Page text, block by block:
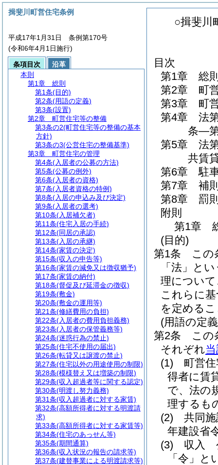
○揖斐川
目次
第1章
総
第2章
町
第3章
町
第4章
法
条―
第5章
法
共賃
第6章
駐
第7章
補
第8章
罰
附則
第1章
(目的)
第1条
この
「法」と
理につい
これらに
を定める
(用語の定
第2条
この
それぞれ
(1)
町営
得者に賃
で、法の
理するも
(2)
共同
年建設省
(3)
収入
「令」と
揖斐川町営住宅条例
平成17年1月31日 条例第170号
(令和6年4月1日施行)
条項目次
沿革
本則
第1章
総則
第1条(目的)
第2条(用語の定義)
第3条(設置)
第2章
町営住宅等の整備
第3条の2(町営住宅等の整備の基本
方針)
第3条の3(公営住宅の整備基準)
第3章
町営住宅の管理
第4条(入居者の公募の方法)
第5条(公募の例外)
第6条(入居者の資格)
第7条(入居者資格の特例)
第8条(入居の申込み及び決定)
第9条(入居者の選考)
第10条(入居補欠者)
第11条(住宅入居の手続)
第12条(同居の承認)
第13条(入居の承継)
第14条(家賃の決定)
第15条(収入の申告等)
第16条(家賃の減免又は徴収猶予)
第17条(家賃の納付)
第18条(督促及び延滞金の徴収)
第19条(敷金)
第20条(敷金の運用等)
第21条(修繕費用の負担)
第22条(入居者の費用負担義務)
第23条(入居者の保管義務等)
第24条(迷惑行為の禁止)
第25条(住宅不使用の届出)
第26条(転貸又は譲渡の禁止)
第27条(住宅以外の用途使用の制限)
第28条(模様替え又は増築の制限)
第29条(収入超過者等に関する認定)
第30条(明渡し努力義務)
第31条(収入超過者に対する家賃)
第32条(高額所得者に対する明渡請
求)
第33条(高額所得者に対する家賃等)
第34条(住宅のあっせん等)
第35条(期間通算)
第36条(収入状況の報告の請求等)
第37条(建替事業による明渡請求等)